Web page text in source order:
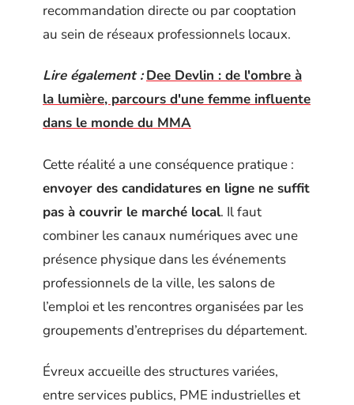
recommandation directe ou par cooptation
au sein de réseaux professionnels locaux.
Lire également : Dee Devlin : de l'ombre à
la lumière, parcours d'une femme influente
dans le monde du MMA
Cette réalité a une conséquence pratique :
envoyer des candidatures en ligne ne suffit
pas à couvrir le marché local. Il faut
combiner les canaux numériques avec une
présence physique dans les événements
professionnels de la ville, les salons de
l’emploi et les rencontres organisées par les
groupements d’entreprises du département.
Évreux accueille des structures variées,
entre services publics, PME industrielles et